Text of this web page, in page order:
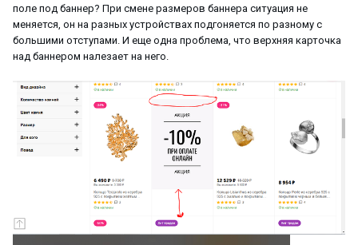
поле под баннер? При смене размеров баннера ситуация не
меняется, он на разных устройствах подгоняется по разному с
большими отступами. И еще одна проблема, что верхняя карточка
над баннером налезает на него.